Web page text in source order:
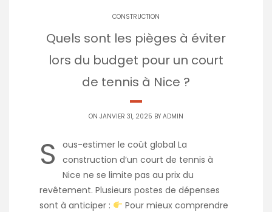
CONSTRUCTION
Quels sont les pièges à éviter
lors du budget pour un court
de tennis à Nice ?
ON JANVIER 31, 2025 BY ADMIN
S
ous-estimer le coût global La
construction d’un court de tennis à
Nice ne se limite pas au prix du
revêtement. Plusieurs postes de dépenses
sont à anticiper :
Pour mieux comprendre